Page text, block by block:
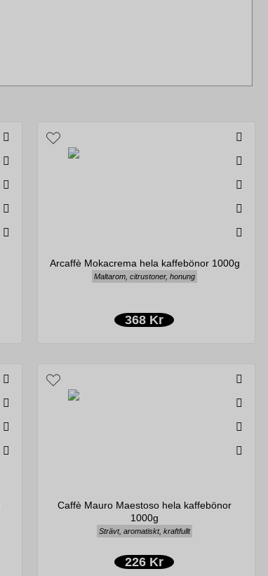
Arcaffè Mokacrema hela kaffebönor 1000g
Maltarom, citrustoner, honung
368 Kr
Caffè Mauro Maestoso hela kaffebönor
1000g
Strävt, aromatiskt, kraftfullt
226 Kr